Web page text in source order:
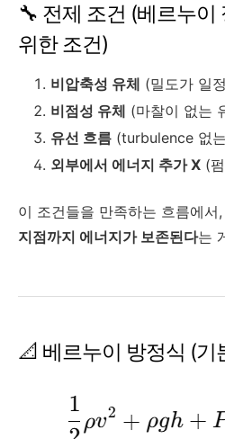
🔧 전제 조건 (베르누이
위한 조건)
비압축성 유체 (밀도가 일
비점성 유체 (마찰이 없는
유선 흐름 (turbulence 없
외부에서 에너지 추가 X (
이 조건들을 만족하는 흐름에서,
지점까지 에너지가 보존된다는
📐 베르누이 방정식 (기